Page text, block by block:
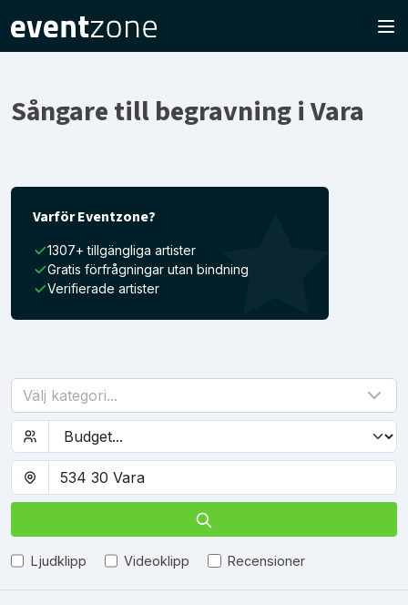
Sångare till begravning i Vara
Varför Eventzone?
1307+ tillgängliga artister
Gratis förfrågningar utan bindning
Verifierade artister
Välj kategori...
Ljudklipp Videoklipp Recensioner